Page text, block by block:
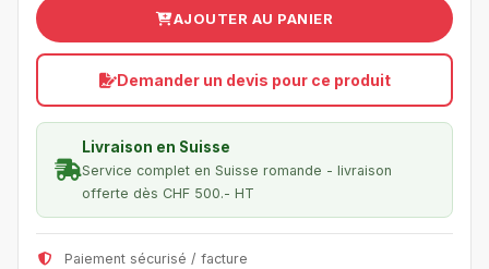
AJOUTER AU PANIER
Demander un devis pour ce produit
Livraison en Suisse
Service complet en Suisse romande - livraison
offerte dès CHF 500.- HT
Paiement sécurisé / facture